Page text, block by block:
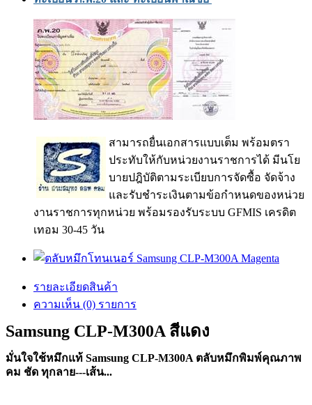
สามารถยื่นเอกสารแบบเต็ม พร้อมตรา
ประทับให้กับหน่วยงานราชการได้ มีนโย
บายปฎิบัติตามระเบียบการจัดซื้อ จัดจ้าง
และรับชำระเงินตามข้อกำหนดของหน่วย
งานราชการทุกหน่วย พร้อมรองรับระบบ GFMIS เครดิต
เทอม 30-45 วัน
รายละเอียดสินค้า
ความเห็น (0) รายการ
Samsung CLP-M300A สีแดง
มั่นใจใช้หมึกแท้ Samsung CLP-M300A ตลับหมึกพิมพ์คุณภาพ
คม ชัด ทุกลาย---เส้น...